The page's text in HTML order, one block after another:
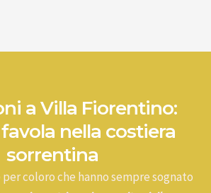
a Villa Fiorentino:
nella costiera
sorrentina
coloro che hanno sempre sognato